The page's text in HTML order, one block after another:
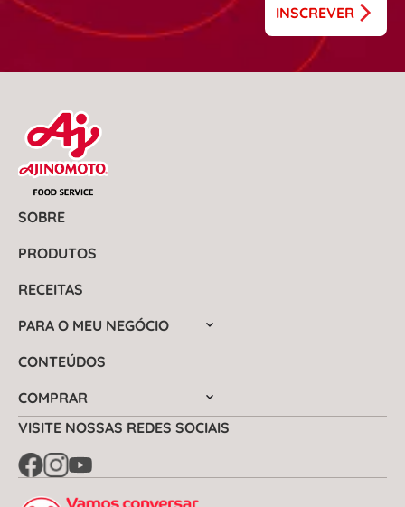
INSCREVER
SOBRE
PRODUTOS
RECEITAS
PARA O MEU NEGÓCIO
CONTEÚDOS
COMPRAR
VISITE NOSSAS REDES SOCIAIS